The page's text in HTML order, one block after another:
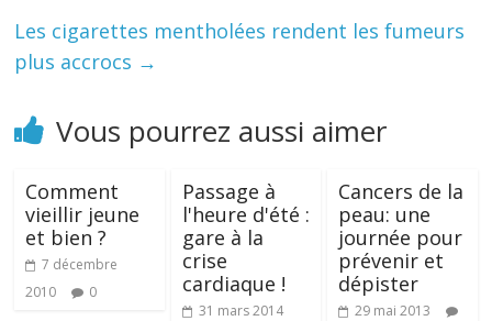
Les cigarettes mentholées rendent les fumeurs
plus accrocs →
Vous pourrez aussi aimer
Comment
vieillir jeune
et bien ?
7 décembre
2010
0
Passage à
l'heure d'été :
gare à la
crise
cardiaque !
31 mars 2014
Cancers de la
peau: une
journée pour
prévenir et
dépister
29 mai 2013